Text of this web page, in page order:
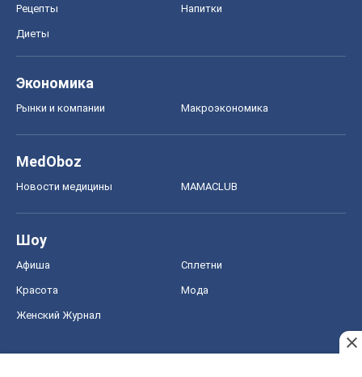
Рецепты Напитки
Диеты
Экономика
Рынки и компании Mакроэкономика
MedOboz
Новости медицины MAMACLUB
Шоу
Афиша Сплетни
Красота Мода
Женский Журнал